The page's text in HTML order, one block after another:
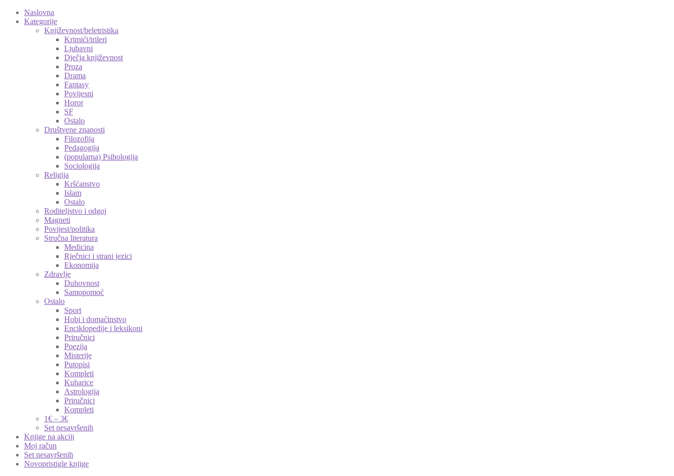
Naslovna
Kategorije
Književnost/beletristika
Krimići/trileri
Ljubavni
Dječja književnost
Proza
Drama
Fantasy
Povijesni
Horor
SF
Ostalo
Društvene znanosti
Filozofija
Pedagogija
(popularna) Psihologija
Sociologija
Religija
Kršćanstvo
Islam
Ostalo
Roditeljstvo i odgoj
Magneti
Povijest/politika
Stručna literatura
Medicina
Rječnici i strani jezici
Ekonomija
Zdravlje
Duhovnost
Samopomoć
Ostalo
Sport
Hobi i domaćinstvo
Enciklopedije i leksikoni
Priručnici
Poezija
Misterije
Putopisi
Kompleti
Kuharice
Astrologija
Priručnici
Kompleti
1€ – 3€
Set nesavršenih
Knjige na akciji
Moj račun
Set nesavršenih
Novopristigle knjige